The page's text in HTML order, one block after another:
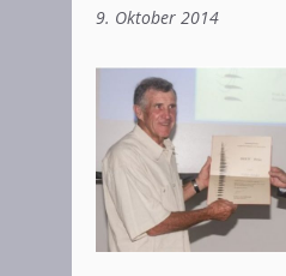
9. Oktober 2014